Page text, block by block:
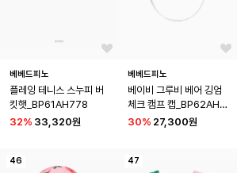
베베드피노
플레잉 테니스 스누피 버
킷햇_BP61AH778
32% 33,320원
베베드피노
베이비 그루비 베어 깅엄
체크 캠프 캡_BP62AH1
05
30% 27,300원
46 47